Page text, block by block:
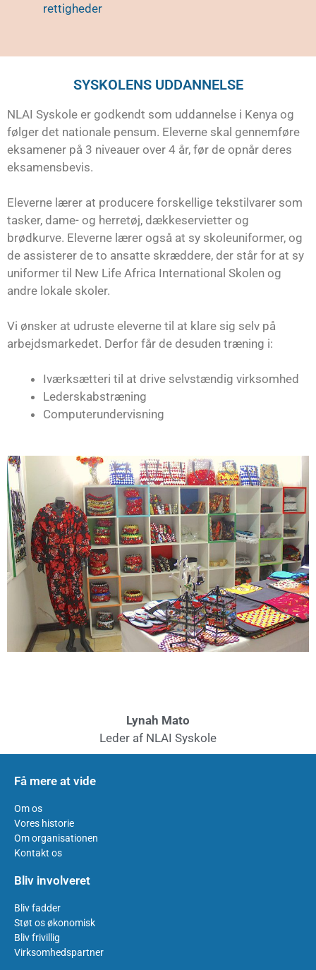
rettigheder
SYSKOLENS UDDANNELSE
NLAI Syskole er godkendt som uddannelse i Kenya og
følger det nationale pensum. Eleverne skal gennemføre
eksamener på 3 niveauer over 4 år, før de opnår deres
eksamensbevis.
Eleverne lærer at producere forskellige tekstilvarer som
tasker, dame- og herretøj, dækkeservietter og
brødkurve. Eleverne lærer også at sy skoleuniformer, og
de assisterer de to ansatte skræddere, der står for at sy
uniformer til New Life Africa International Skolen og
andre lokale skoler.
Vi ønsker at udruste eleverne til at klare sig selv på
arbejdsmarkedet. Derfor får de desuden træning i:
Iværksætteri til at drive selvstændig virksomhed
Lederskabstræning
Computerundervisning
Lynah Mato
Leder af NLAI Syskole
Få mere at vide
Om os
Vores historie
Om organisationen
Kontakt os
Bliv involveret
Bliv fadder
Støt os økonomisk
Bliv frivillig
Virksomhedspartner